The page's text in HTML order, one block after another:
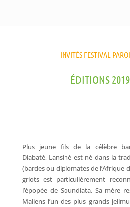
INVITÉS FESTIVAL
ÉDITIONS
Plus jeune fils de la célèbre
Diabaté, Lansiné est né dans la
(bardes ou diplomates de l’Afrique
griots est particulièrement
l’épopée de Soundiata. Sa mère
Maliens l’un des plus grands